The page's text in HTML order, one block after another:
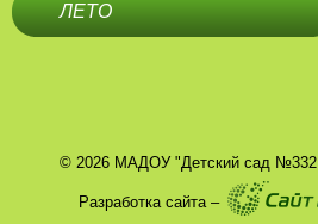
ЛЕТО
© 2026 МАДОУ "Детский сад №332
Разработка сайта –